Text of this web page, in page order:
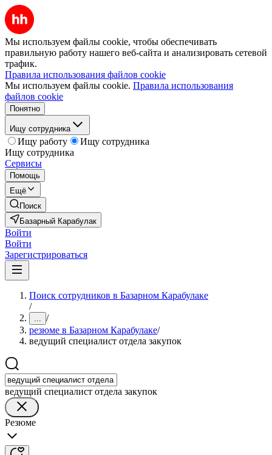
Мы используем файлы cookie, чтобы обеспечивать
правильную работу нашего веб-сайта и анализировать сетевой
трафик.
Правила использования файлов cookie
Мы используем файлы cookie. Правила использования
файлов cookie
Понятно
Ищу сотрудника
Ищу работу
Ищу сотрудника
Ищу сотрудника
Сервисы
Помощь
Ещё
Поиск
Базарный Карабулак
Войти
Войти
Зарегистрироваться
Поиск сотрудников в Базарном Карабулаке
/
... /
резюме в Базарном Карабулаке/
ведущий специалист отдела закупок
ведущий специалист отдела закупок
Резюме